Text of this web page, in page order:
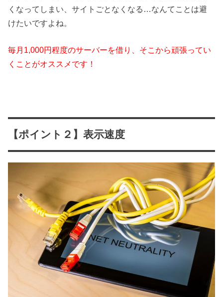
くなってしまい、サイトごとなくなる…なんてことは避
けたいですよね。
毎月1,000円程度のサーバーを借り、そこから頑張ってい
くことがオススメです！
【ポイント２】表示速度